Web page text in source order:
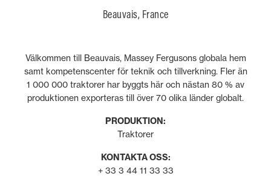
Beauvais, France
Välkommen till Beauvais, Massey Fergusons globala hem
samt kompetenscenter för teknik och tillverkning. Fler än
1 000 000 traktorer har byggts här och nästan 80 % av
produktionen exporteras till över 70 olika länder globalt.
PRODUKTION:
Traktorer
KONTAKTA OSS:
+ 33 3 44 11 33 33